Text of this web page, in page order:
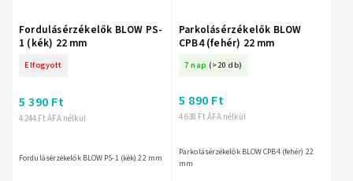
Fordulásérzékelők BLOW PS-
1 (kék) 22 mm
Elfogyott
4 244 Ft ÁFA nélkül
5 390 Ft
Fordulásérzékelők BLOW PS-1 (kék) 22 mm
Parkolásérzékelők BLOW
CPB4 (fehér) 22 mm
7 nap (>20 db)
4 638 Ft ÁFA nélkül
5 890 Ft
Parkolásérzékelők BLOW CPB4 (fehér) 22
mm